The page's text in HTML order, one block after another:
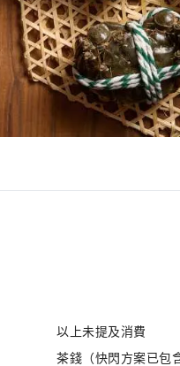
以上未提及消費
茶錢（快閃方案已包